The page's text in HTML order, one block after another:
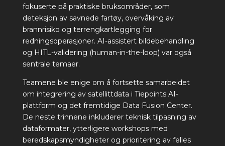
fokuserte på praktiske bruksområder, som
deteksjon av savnede fartøy, overvåking av
brannrisiko og terrengkartlegging for
redningsoperasjoner. AI-assistert bildebehandling
og HITL-validering (human-in-the-loop) var også
sentrale temaer.
Teamene ble enige om å fortsette samarbeidet
om integrering av satellittdata i Tiepoints AI-
plattform og det fremtidige Data Fusion Center.
De neste trinnene inkluderer teknisk tilpasning av
dataformater, ytterligere workshops med
beredskapsmyndigheter og prioritering av felles